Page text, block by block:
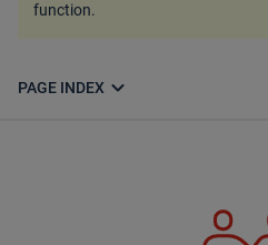
function.
PAGE INDEX expand_more